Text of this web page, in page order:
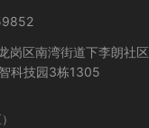
岗区南湾街道下李朗社区
科技园3栋1305